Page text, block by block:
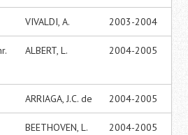
VIVALDI, A. 2003-2004
ALBERT, L. 2004-2005
ARRIAGA, J.C. de 2004-2005
BEETHOVEN, L.
2004-2005